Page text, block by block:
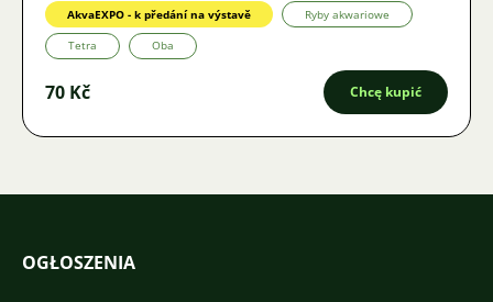
AkvaEXPO - k předání na výstavě Ryby akwariowe
Tetra Oba
70 Kč Chcę kupić
OGŁOSZENIA